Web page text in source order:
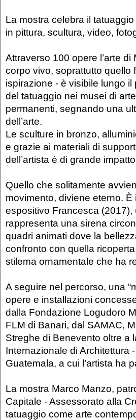
La mostra celebra il
in pittura, scultura, video,
Attraverso 100 opere l’arte
corpo vivo, soprattutto quello
ispirazione - è visibile lungo il
del tatuaggio nei musei di
permanenti, segnando una
dell’arte.
Le sculture in bronzo,
e grazie ai materiali di
dell’artista è di grande
Quello che solitamente
movimento, diviene eterno.
espositivo Francesca (2017),
rappresenta una sirena
quadri animati dove la
confronto con quella
stilema ornamentale che ha
A seguire nel percorso, una
opere e installazioni
dalla Fondazione Logudoro
FLM di Banari, dal SAMAC,
Streghe di Benevento oltre a
Internazionale di Architettura
Guatemala, a cui l’artista ha
La mostra Marco Manzo,
Capitale - Assessorato alla
tatuaggio come arte